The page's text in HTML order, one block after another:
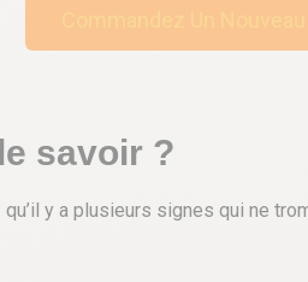
savoir ?
y a plusieurs signes qui ne